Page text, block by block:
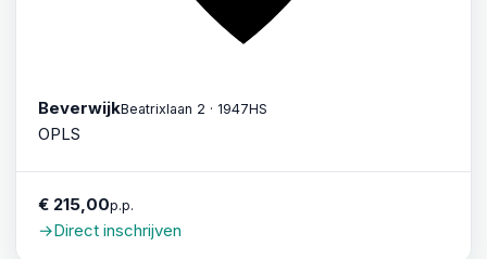
BeverwijkBeatrixlaan 2 · 1947HS
OPLS
€ 215,00p.p.
→Direct inschrijven